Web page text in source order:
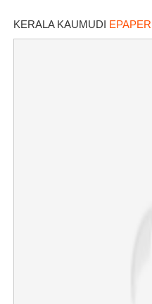
KERALA KAUMUDI EPAPER